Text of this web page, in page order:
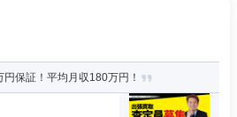
保証！平均月収180万円！